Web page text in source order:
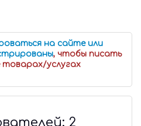
на сайте или
, чтобы писать
товарах/услугах
2